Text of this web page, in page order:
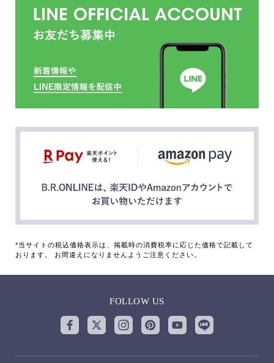
*当サイトの税込価格表示は、掲載時の消費税率に応じた価格で記載して
おります。 お間違えになりませんようご注意ください。
FOLLOW US